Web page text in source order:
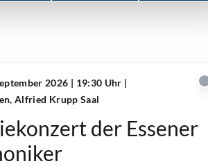
2026 | 19:30 Uhr |
Alfried Krupp Saal
der Essener